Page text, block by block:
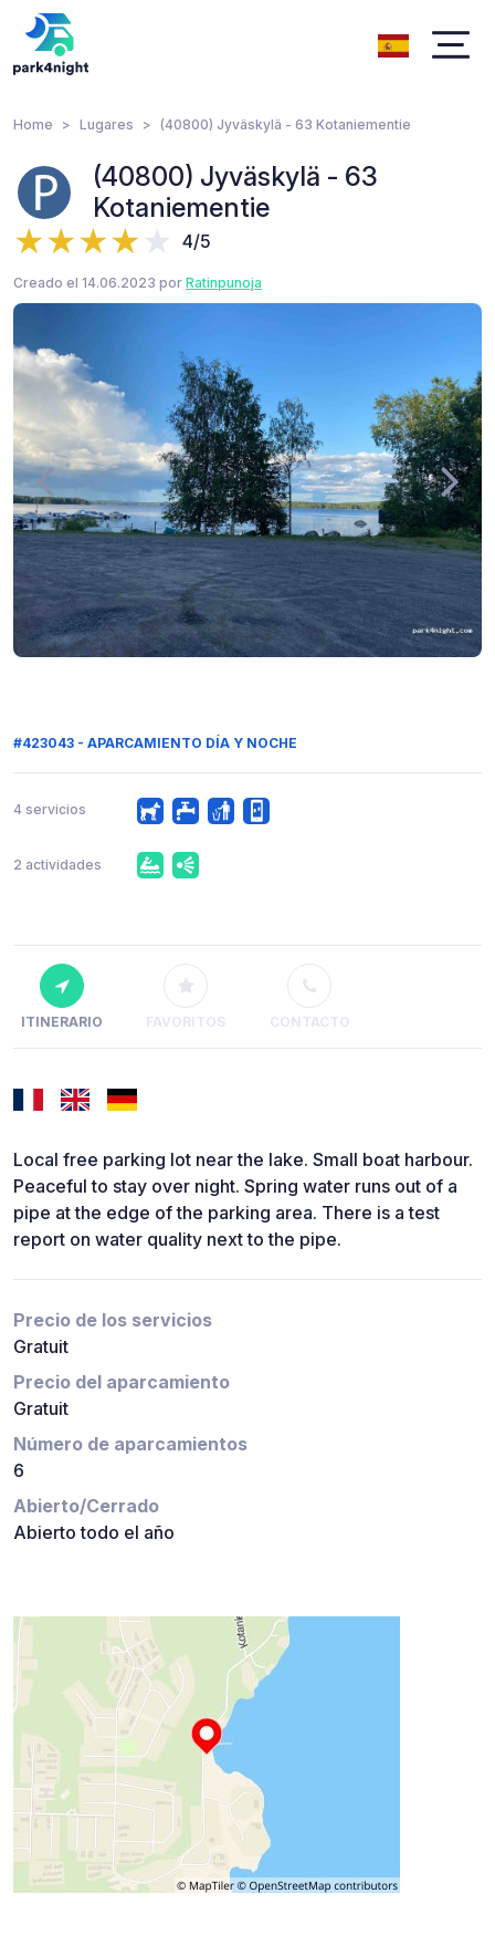
Home Lugares (40800) Jyväskylä - 63 Kotaniementie
(40800) Jyväskylä - 63
Kotaniementie
4/5
Creado el 14.06.2023 por Ratinpunoja
#423043 - APARCAMIENTO DÍA Y NOCHE
4 servicios
2 actividades
ITINERARIO FAVORITOS CONTACTO
Local free parking lot near the lake. Small boat harbour.
Peaceful to stay over night. Spring water runs out of a
pipe at the edge of the parking area. There is a test
report on water quality next to the pipe.
Precio de los servicios
Gratuit
Precio del aparcamiento
Gratuit
Número de aparcamientos
6
Abierto/Cerrado
Abierto todo el año